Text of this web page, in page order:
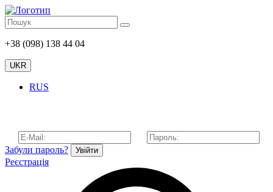
+38 (098) 138 44 04
UKR
RUS
Забули пароль? Увійти
Реєстрація